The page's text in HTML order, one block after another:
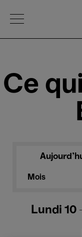
Open Menu
Ce
Mois
Lundi 10